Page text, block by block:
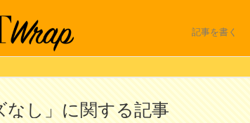
記事を書く
なし」に関する記事